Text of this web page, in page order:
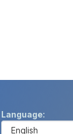
Language